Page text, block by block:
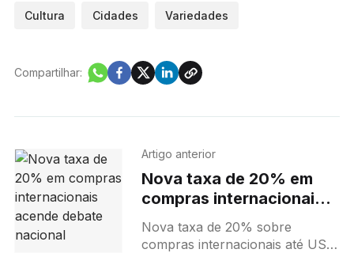
Cultura Cidades Variedades
Compartilhar:
Artigo anterior
Nova taxa de 20% em
compras internacionais
acende debate nacional
Nova taxa de 20% sobre
compras internacionais até US$